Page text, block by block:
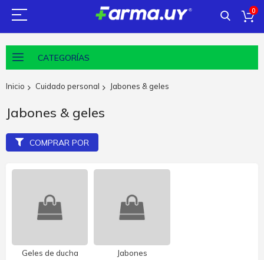
0
CATEGORÍAS
Inicio Cuidado personal Jabones & geles
Jabones & geles
Geles de ducha Jabones
COMPRAR POR